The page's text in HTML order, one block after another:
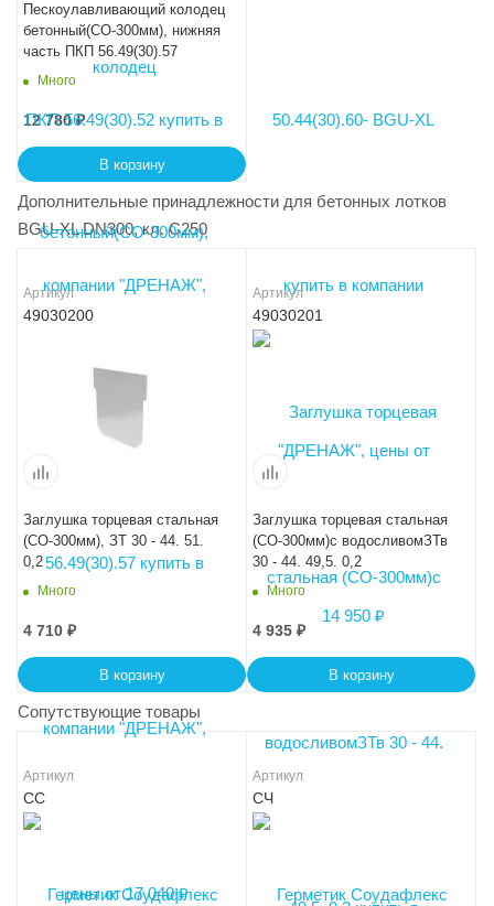
Пескоулавливающий колодец
бетонный(СО-300мм), нижняя
часть ПКП 56.49(30).57
Много
12 780₽
В корзину
Дополнительные принадлежности для бетонных лотков
BGU-XL DN300, кл. C250
Артикул
49030200
Заглушка торцевая стальная
(СО-300мм), ЗТ 30 - 44. 51.
0,2
Много
4 710 ₽
В корзину
Артикул
49030201
Заглушка торцевая стальная
(СО-300мм)с водосливомЗТв
30 - 44. 49,5. 0,2
Много
4 935 ₽
В корзину
Сопутствующие товары
Артикул
СС
Артикул
СЧ